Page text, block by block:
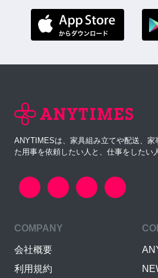
ANYTIMESは、家具組み立てや配送、家
た用事を依頼したい人と、仕事をしたい
COMPANY
会社概要
利用規約